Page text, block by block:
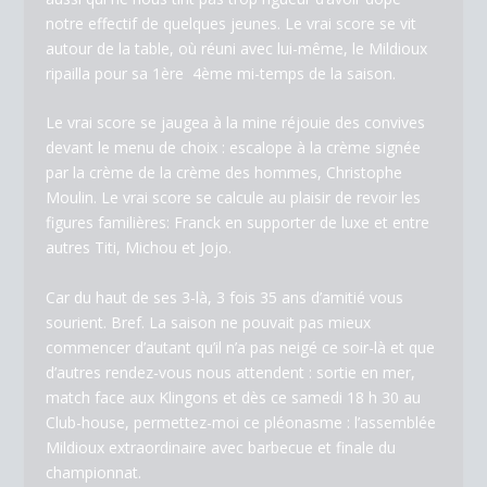
notre effectif de quelques jeunes. Le vrai score se vit
autour de la table, où réuni avec lui-même, le Mildioux
ripailla pour sa 1ère 4ème mi-temps de la saison.
Le vrai score se jaugea à la mine réjouie des convives
devant le menu de choix : escalope à la crème signée
par la crème de la crème des hommes, Christophe
Moulin. Le vrai score se calcule au plaisir de revoir les
figures familières: Franck en supporter de luxe et entre
autres Titi, Michou et Jojo.
Car du haut de ses 3-là, 3 fois 35 ans d’amitié vous
sourient. Bref. La saison ne pouvait pas mieux
commencer d’autant qu’il n’a pas neigé ce soir-là et que
d’autres rendez-vous nous attendent : sortie en mer,
match face aux Klingons et dès ce samedi 18 h 30 au
Club-house, permettez-moi ce pléonasme : l’assemblée
Mildioux extraordinaire avec barbecue et finale du
championnat.